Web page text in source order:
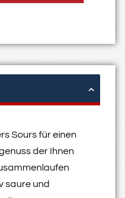
Sours für einen
der Ihnen
saure und